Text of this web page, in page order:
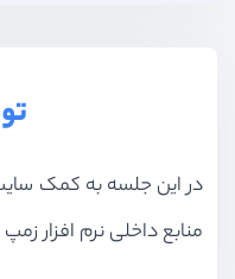
در این جلسه به کمک
منابع داخلی نرم افزار